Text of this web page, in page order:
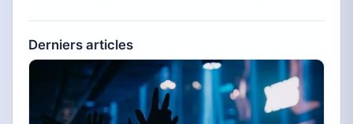
Derniers articles